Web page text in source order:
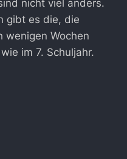
nicht viel anders.
gibt es die, die
wenigen Wochen
im 7. Schuljahr.